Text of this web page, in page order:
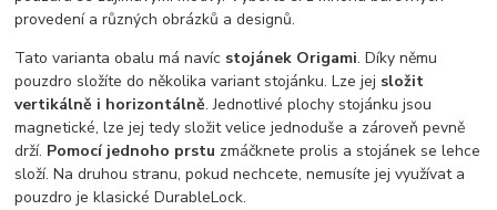
provedení a různých obrázků a designů.
Tato varianta obalu má navíc stojánek Origami. Díky němu
pouzdro složíte do několika variant stojánku. Lze jej složit
vertikálně i horizontálně. Jednotlivé plochy stojánku jsou
magnetické, lze jej tedy složit velice jednoduše a zároveň pevně
drží. Pomocí jednoho prstu zmáčknete prolis a stojánek se lehce
složí. Na druhou stranu, pokud nechcete, nemusíte jej využívat a
pouzdro je klasické DurableLock.